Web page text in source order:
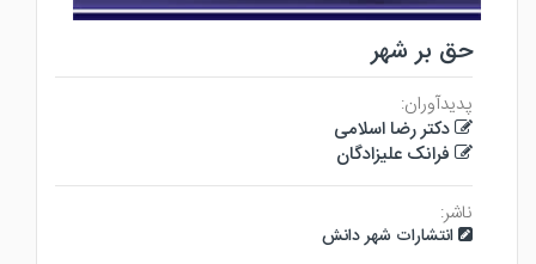
حق بر شهر
پدیدآوران:
دکتر رضا اسلامی
فرانک علیزادگان
ناشر:
انتشارات شهر دانش